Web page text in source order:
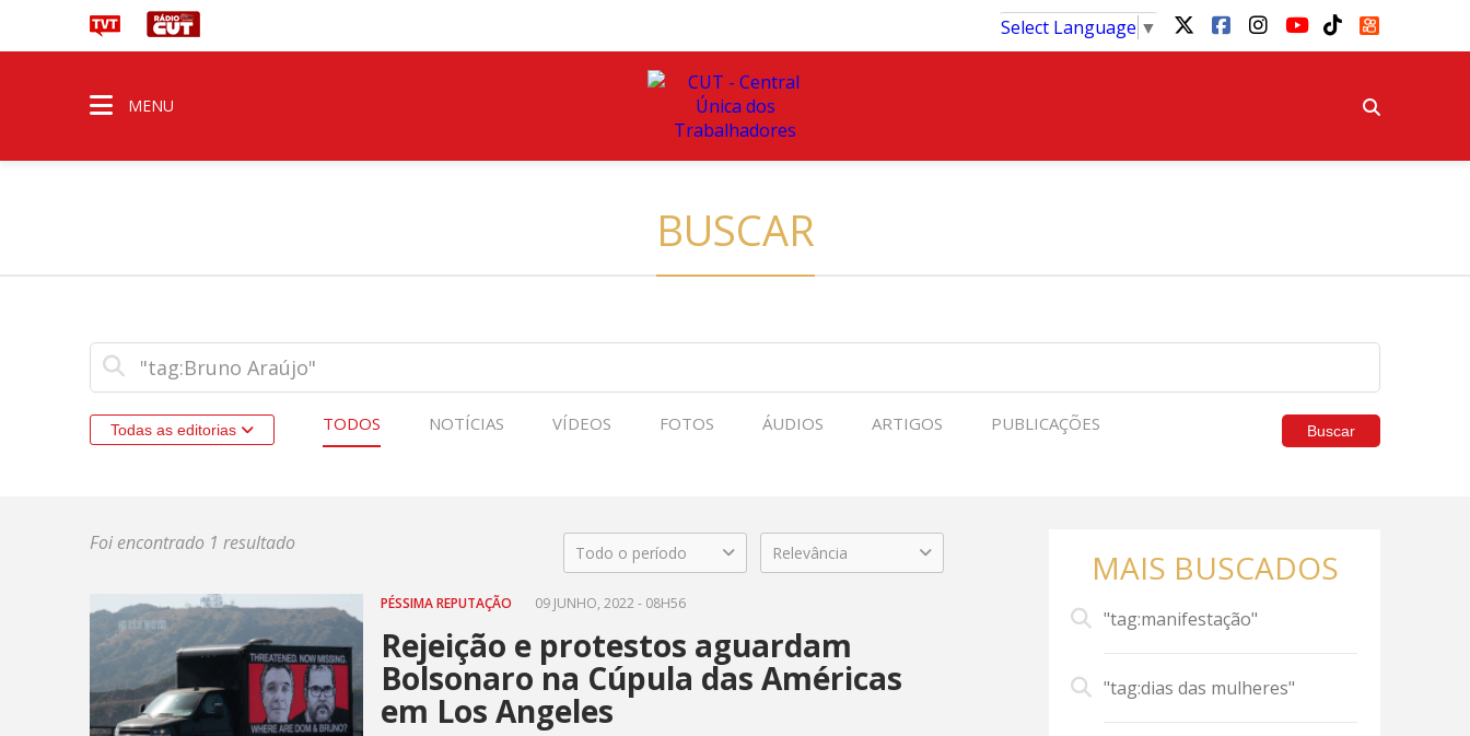
Select Language ▼
MENU
BUSCAR
Todas as editorias TODOS NOTÍCIAS VÍDEOS FOTOS ÁUDIOS ARTIGOS PUBLICAÇÕES Buscar
Foi encontrado 1 resultado Todo o período Relevância
PÉSSIMA REPUTAÇÃO 09 JUNHO, 2022 - 08H56
Rejeição e protestos aguardam
Bolsonaro na Cúpula das Américas
em Los Angeles
MAIS BUSCADOS
"tag:manifestação"
"tag:dias das mulheres"